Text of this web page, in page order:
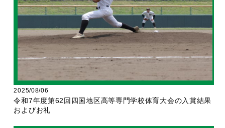
2025/08/06
令和7年度第62回四国地区高等専門学校体育大会の入賞結果
およびお礼